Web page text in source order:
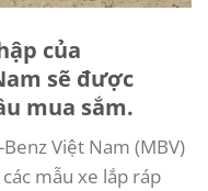
của
sẽ được
mua sắm.
Việt Nam (MBV)
mẫu xe lắp ráp